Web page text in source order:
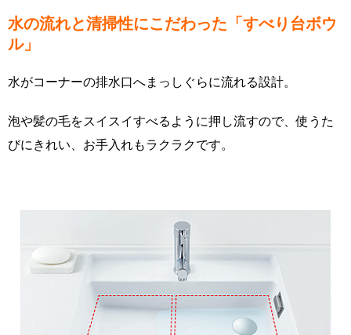
水の流れと清掃性にこだわった「すべり台ボウ
ル」
水がコーナーの排水口へまっしぐらに流れる設計。
泡や髪の毛をスイスイすべるように押し流すので、使うた
びにきれい、お手入れもラクラクです。